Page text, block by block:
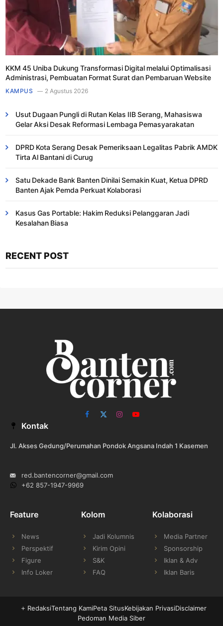
KKM 45 Uniba Dukung Transformasi Digital melalui Optimalisasi
Administrasi, Pembuatan Format Surat dan Pembaruan Website
KAMPUS 2 Agustus 2026
Usut Dugaan Pungli di Rutan Kelas IIB Serang, Mahasiswa
Gelar Aksi Desak Reformasi Lembaga Pemasyarakatan
DPRD Kota Serang Desak Pemeriksaan Legalitas Pabrik AMDK
Tirta Al Bantani di Curug
Satu Dekade Bank Banten Dinilai Semakin Kuat, Ketua DPRD
Banten Ajak Pemda Perkuat Kolaborasi
Kasus Gas Portable: Hakim Reduksi Pelanggaran Jadi
Kesalahan Biasa ​
RECENT POST
Facebook
X
InstagramYouTube
Kontak
Jl. Akses Gedung/Perumahan Pondok Angsana Indah 1 Kasemen
red.bantencorner@gmail.com
+62 857-1947-9969
Feature
News
Perspektif
Figure
Info Loker
Kolom
Jadi Kolumnis
Kirim Opini
S&K
FAQ
Kolaborasi
Media Partner
Sponsorship
Iklan & Adv
Iklan Baris
RedaksiTentang KamiPeta SitusKebijakan PrivasiDisclaimer
Pedoman Media Siber